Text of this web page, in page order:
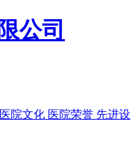
医院文化 医院荣誉 先进设